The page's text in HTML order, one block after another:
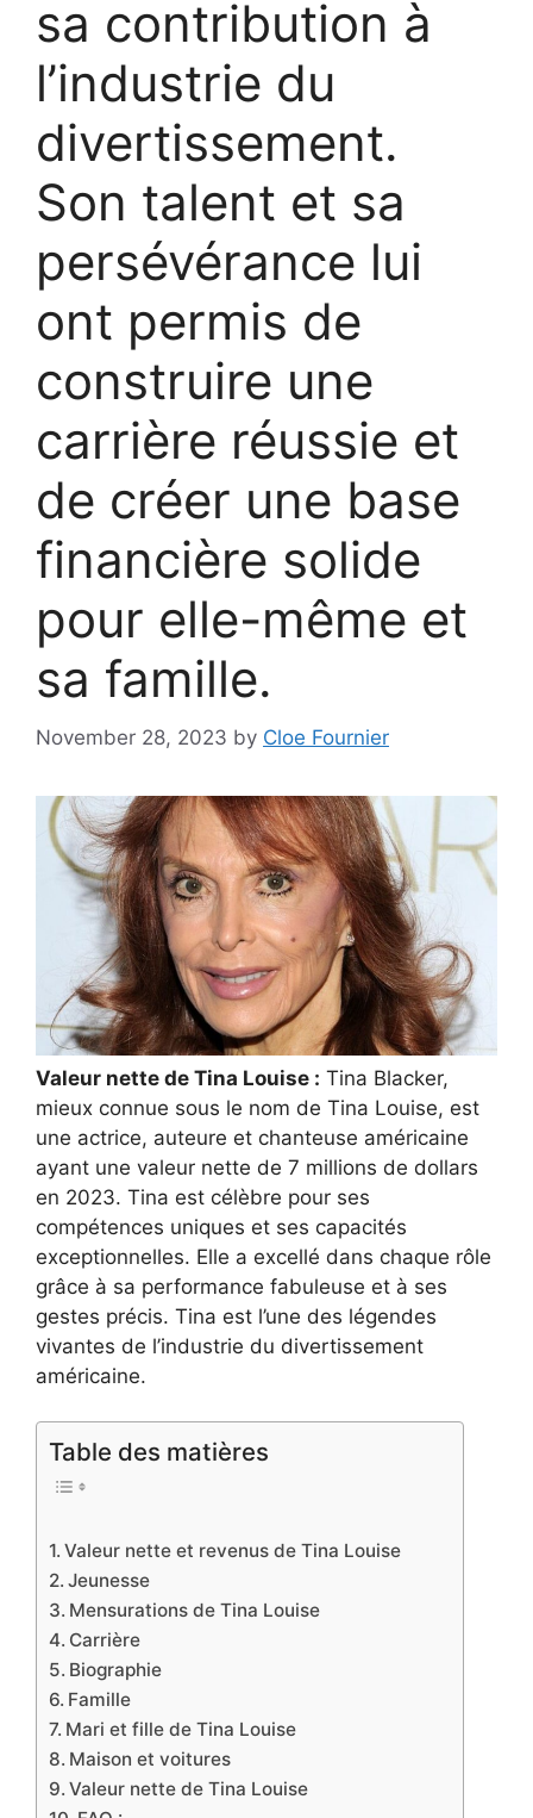
sa contribution à
l’industrie du
divertissement.
Son talent et sa
persévérance lui
ont permis de
construire une
carrière réussie et
de créer une base
financière solide
pour elle-même et
sa famille.
November 28, 2023 by Cloe Fournier
Valeur nette de Tina Louise : Tina Blacker,
mieux connue sous le nom de Tina Louise, est
une actrice, auteure et chanteuse américaine
ayant une valeur nette de 7 millions de dollars
en 2023. Tina est célèbre pour ses
compétences uniques et ses capacités
exceptionnelles. Elle a excellé dans chaque rôle
grâce à sa performance fabuleuse et à ses
gestes précis. Tina est l’une des légendes
vivantes de l’industrie du divertissement
américaine.
Table des matières
Valeur nette et revenus de Tina Louise
Jeunesse
Mensurations de Tina Louise
Carrière
Biographie
Famille
Mari et fille de Tina Louise
Maison et voitures
Valeur nette de Tina Louise